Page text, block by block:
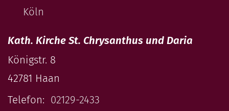
Köln
Kath. Kirche St. Chrysanthus und Daria
Königstr. 8
42781 Haan
Telefon: 02129-2433